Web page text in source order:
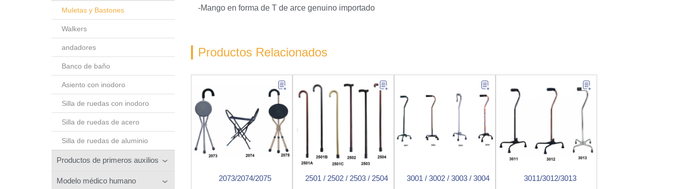
Muletas y Bastones
Walkers
andadores
Banco de baño
Asiento con inodoro
Silla de ruedas con inodoro
Silla de ruedas de acero
Silla de ruedas de aluminio
Productos de primeros auxilios
Modelo médico humano
-Mango en forma de T de arce genuino importado
Productos Relacionados
2073/2074/2075 2501 / 2502 / 2503 / 2504 3001 / 3002 / 3003 / 3004 3011/3012/3013